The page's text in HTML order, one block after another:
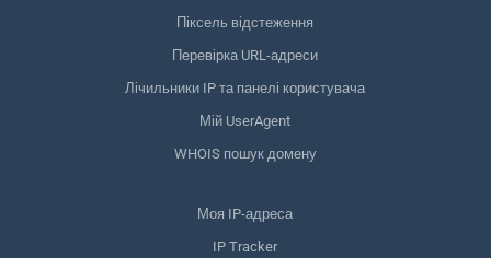
Піксель відстеження
Перевірка URL-адреси
Лічильники IP та панелі користувача
Мій UserAgent
WHOIS пошук домену
Моя IP-адреса
IP Tracker